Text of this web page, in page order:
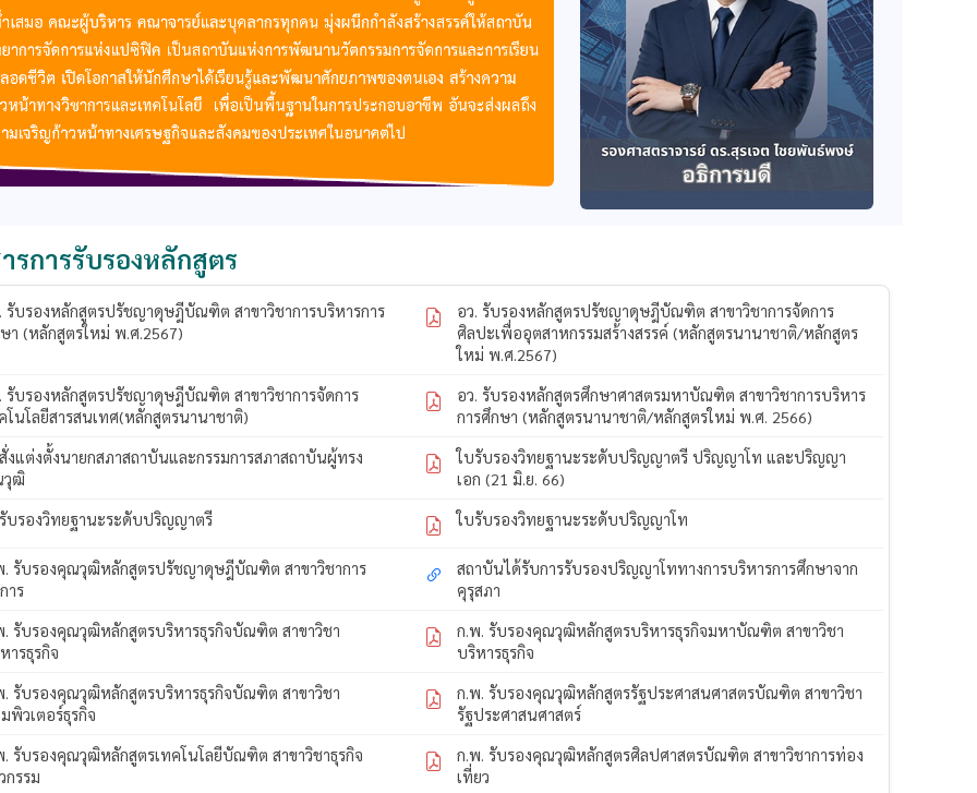
รการรับรองหลักสูตร
รับรองหลักสูตรปรัชญาดุษฎีบัณฑิต สาขาวิชาการบริหารการ
า (หลักสูตรใหม่ พ.ศ.2567)
อว. รับรองหลักสูตรปรัชญาดุษฎีบัณฑิต สาขาวิชาการจัดการ
ศิลปะเพื่ออุตสาหกรรมสร้างสรรค์ (หลักสูตรนานาชาติ/หลักสูตร
ใหม่ พ.ศ.2567)
รับรองหลักสูตรปรัชญาดุษฎีบัณฑิต สาขาวิชาการจัดการ
โนโลยีสารสนเทศ(หลักสูตรนานาชาติ)
อว. รับรองหลักสูตรศึกษาศาสตรมหาบัณฑิต สาขาวิชาการบริหาร
การศึกษา (หลักสูตรนานาชาติ/หลักสูตรใหม่ พ.ศ. 2566)
งแต่งตั้งนายกสภาสถาบันและกรรมการสภาสถาบันผู้ทรง
ฒิ
ใบรับรองวิทยฐานะระดับปริญญาตรี ปริญญาโท และปริญญา
เอก (21 มิ.ย. 66)
บรองวิทยฐานะระดับปริญญาตรี ใบรับรองวิทยฐานะระดับปริญญาโท
. รับรองคุณวุฒิหลักสูตรปรัชญาดุษฎีบัณฑิต สาขาวิชาการ
าร
สถาบันได้รับการรับรองปริญญาโททางการบริหารการศึกษาจาก
คุรุสภา
. รับรองคุณวุฒิหลักสูตรบริหารธุรกิจบัณฑิต สาขาวิชา
ารธุรกิจ
ก.พ. รับรองคุณวุฒิหลักสูตรบริหารธุรกิจมหาบัณฑิต สาขาวิชา
บริหารธุรกิจ
. รับรองคุณวุฒิหลักสูตรบริหารธุรกิจบัณฑิต สาขาวิชา
พิวเตอร์ธุรกิจ
ก.พ. รับรองคุณวุฒิหลักสูตรรัฐประศาสนศาสตรบัณฑิต สาขาวิชา
รัฐประศาสนศาสตร์
. รับรองคุณวุฒิหลักสูตรเทคโนโลยีบัณฑิต สาขาวิชาธุรกิจ
กรรม
ก.พ. รับรองคุณวุฒิหลักสูตรศิลปศาสตรบัณฑิต สาขาวิชาการท่อง
เที่ยว